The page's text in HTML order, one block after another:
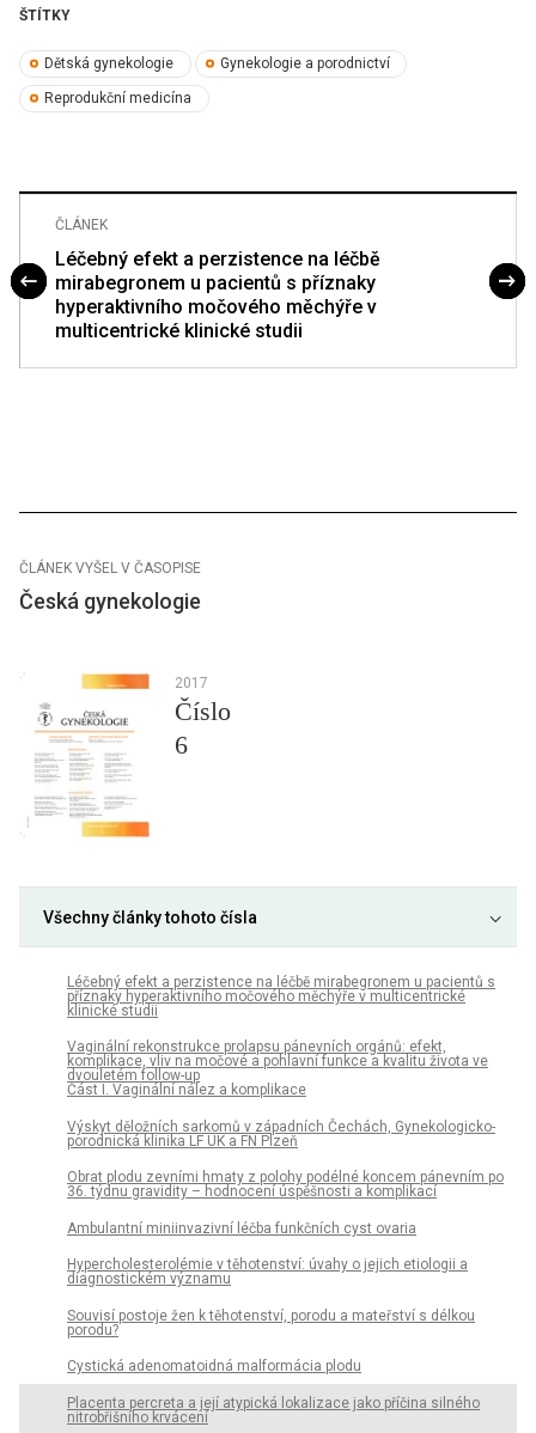
ŠTÍTKY
Dětská gynekologie Gynekologie a porodnictví
Reprodukční medicína
ČLÁNEK
Léčebný efekt a perzistence na léčbě
mirabegronem u pacientů s příznaky
hyperaktivního močového měchýře v
multicentrické klinické studii
ČLÁNEK VYŠEL V ČASOPISE
Česká gynekologie
2017
Číslo
6
Všechny články tohoto čísla
Léčebný efekt a perzistence na léčbě mirabegronem u pacientů s
příznaky hyperaktivního močového měchýře v multicentrické
klinické studii
Vaginální rekonstrukce prolapsu pánevních orgánů: efekt,
komplikace, vliv na močové a pohlavní funkce a kvalitu života ve
dvouletém follow-up
Část I. Vaginální nález a komplikace
Výskyt děložních sarkomů v západních Čechách, Gynekologicko-
porodnická klinika LF UK a FN Plzeň
Obrat plodu zevními hmaty z polohy podélné koncem pánevním po
36. týdnu gravidity – hodnocení úspěšnosti a komplikací
Ambulantní miniinvazivní léčba funkčních cyst ovaria
Hypercholesterolémie v těhotenství: úvahy o jejich etiologii a
diagnostickém významu
Souvisí postoje žen k těhotenství, porodu a mateřství s délkou
porodu?
Cystická adenomatoidná malformácia plodu
Placenta percreta a její atypická lokalizace jako příčina silného
nitrobřišního krvácení